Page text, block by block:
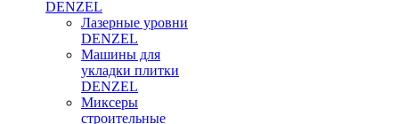
DENZEL
Лазерные уровни
DENZEL
Машины для
укладки плитки
DENZEL
Миксеры
строительные